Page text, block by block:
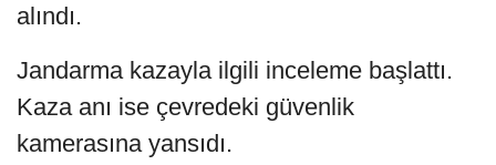
alındı.
Jandarma kazayla ilgili inceleme başlattı.
Kaza anı ise çevredeki güvenlik
kamerasına yansıdı.